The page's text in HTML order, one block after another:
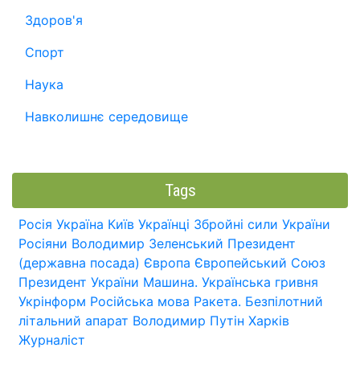
Здоров'я
Спорт
Наука
Навколишнє середовище
Tags
Росія Україна Київ Українці Збройні сили України
Росіяни Володимир Зеленський Президент
(державна посада) Європа Європейський Союз
Президент України Машина. Українська гривня
Укрінформ Російська мова Ракета. Безпілотний
літальний апарат Володимир Путін Харків
Журналіст